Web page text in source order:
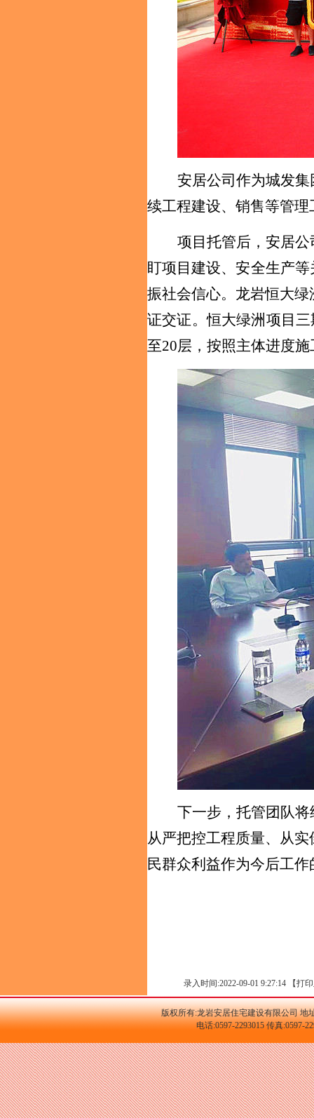
安居公司作为城发
续工程建设、销售等管理
项目托管后，安居公
盯项目建设、安全生产
振社会信心。 龙岩恒大绿
证交证。恒大绿洲项目三
至20层，按照主体进度
下一步，托管团队将
从严把控工程质量、从
民群众利益作为今后工作
录入时间:2022-09-01 9:27:14 【打
版权所有:龙岩安居住宅建设有限公司 地
电话:0597-2293015 传真:0597-